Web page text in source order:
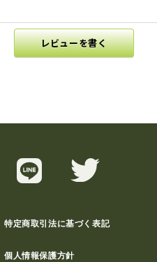
レビューを書く
特定商取引法に基づく表記
個人情報保護方針